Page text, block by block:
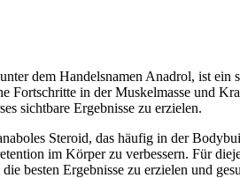
dem Handelsnamen Anadrol, ist
Fortschritte in der Muskelmasse und
sichtbare Ergebnisse zu erzielen.
Steroid, das häufig in der
im Körper zu verbessern. Für
besten Ergebnisse zu erzielen und